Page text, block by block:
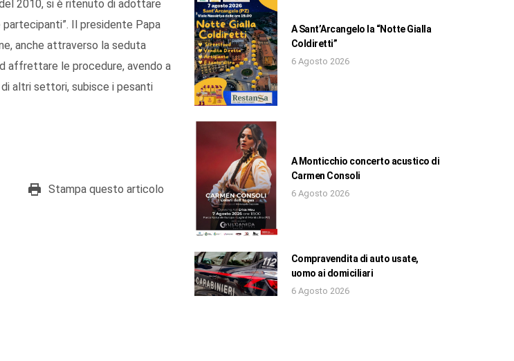
2010, si è ritenuto di adottare
Il presidente Papa
anche attraverso la seduta
affrettare le procedure, avendo a
altri settori, subisce i pesanti
Stampa questo articolo
A Sant’Arcangelo la “Notte Gialla
Coldiretti”
6 Agosto 2026
A Monticchio concerto acustico di
Carmen Consoli
6 Agosto 2026
Compravendita di auto usate,
uomo ai domiciliari
6 Agosto 2026